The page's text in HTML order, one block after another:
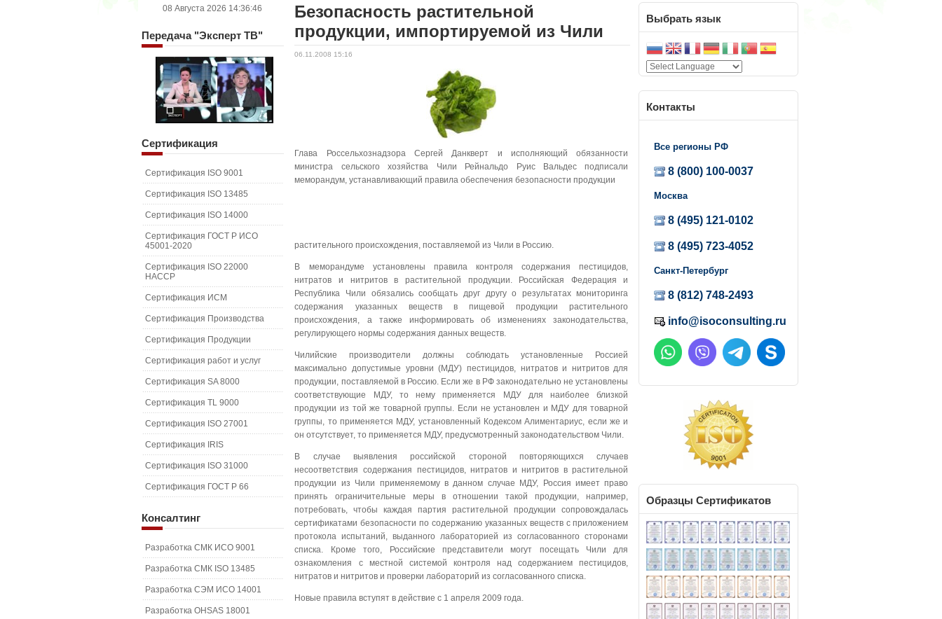
Безопасность растительной
продукции, импортируемой из Чили
06.11.2008 15:16
Глава Россельхознадзора Сергей Данкверт и исполняющий обязанности
министра сельского хозяйства Чили Рейнальдо Руис Вальдес подписали
меморандум, устанавливающий правила обеспечения безопасности продукции
растительного происхождения, поставляемой из Чили в Россию.
В меморандуме установлены правила контроля содержания пестицидов,
нитратов и нитритов в растительной продукции. Российская Федерация и
Республика Чили обязались сообщать друг другу о результатах мониторинга
содержания указанных веществ в пищевой продукции растительного
происхождения, а также информировать об изменениях законодательства,
регулирующего нормы содержания данных веществ.
Чилийские производители должны соблюдать установленные Россией
максимально допустимые уровни (МДУ) пестицидов, нитратов и нитритов для
продукции, поставляемой в Россию. Если же в РФ законодательно не установлены
соответствующие МДУ, то нему применяется МДУ для наиболее близкой
продукции из той же товарной группы. Если не установлен и МДУ для товарной
группы, то применяется МДУ, установленный Кодексом Алиментариус, если же и
он отсутствует, то применяется МДУ, предусмотренный законодательством Чили.
В случае выявления российской стороной повторяющихся случаев
несоответствия содержания пестицидов, нитратов и нитритов в растительной
продукции из Чили применяемому в данном случае МДУ, Россия имеет право
принять ограничительные меры в отношении такой продукции, например,
потребовать, чтобы каждая партия растительной продукции сопровождалась
сертификатами безопасности по содержанию указанных веществ с приложением
протокола испытаний, выданного лабораторией из согласованного сторонами
списка. Кроме того, Российские представители могут посещать Чили для
ознакомления с местной системой контроля над содержанием пестицидов,
нитратов и нитритов и проверки лабораторий из согласованного списка.
Новые правила вступят в действие с 1 апреля 2009 года.
08 Августа 2026 14:36:46
Передача"Эксперт ТВ"
Сертификация
Сертификация ISO 9001
Сертификация ISO 13485
Сертификация ISO 14000
Сертификация ГОСТ Р ИСО
45001-2020
Сертификация ISO 22000
HACCP
Сертификация ИСМ
Сертификация Производства
Сертификация Продукции
Сертификация работ и услуг
Сертификация SA 8000
Сертификация TL 9000
Сертификация ISO 27001
Сертификация IRIS
Сертификация ISO 31000
Сертификация ГОСТ Р 66
Консалтинг
Разработка СМК ИСО 9001
Разработка СМК ISO 13485
Разработка СЭМ ИСО 14001
Разработка OHSAS 18001
Выбрать язык
Контакты
Все регионы РФ
8 (800) 100-0037
Москва
8 (495) 121-0102
8 (495) 723-4052
Санкт-Петербург
8 (812) 748-2493
info@isoconsulting.ru
Образцы Сертификатов